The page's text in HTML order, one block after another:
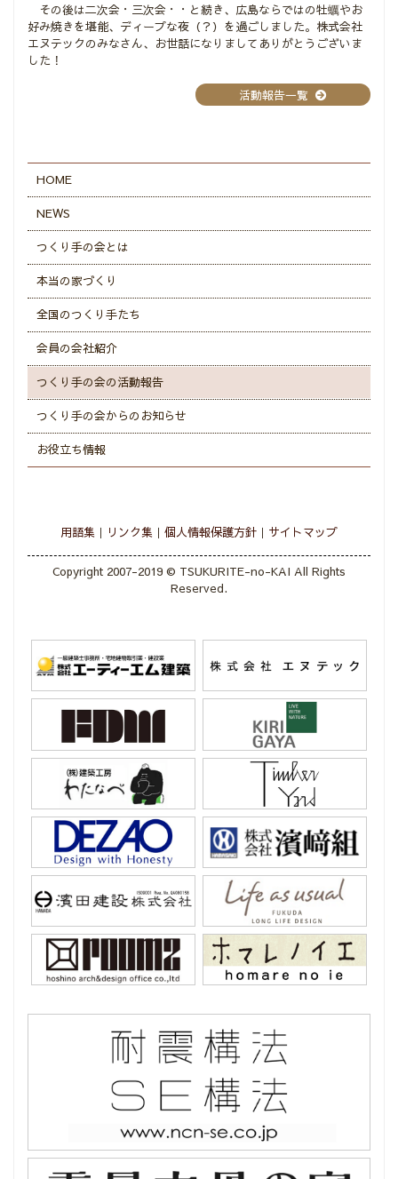
その後は二次会・三次会・・と続き、広島ならではの牡蠣やお
好み焼きを堪能、ディープな夜（？）を過ごしました。株式会社
エヌテックのみなさん、お世話になりましてありがとうございま
した！
活動報告一覧
HOME
NEWS
つくり手の会とは
本当の家づくり
全国のつくり手たち
会員の会社紹介
つくり手の会の活動報告
つくり手の会からのお知らせ
お役立ち情報
用語集 リンク集 個人情報保護方針 サイトマップ
Copyright 2007-2019 © TSUKURITE-no-KAI All Rights
Reserved.